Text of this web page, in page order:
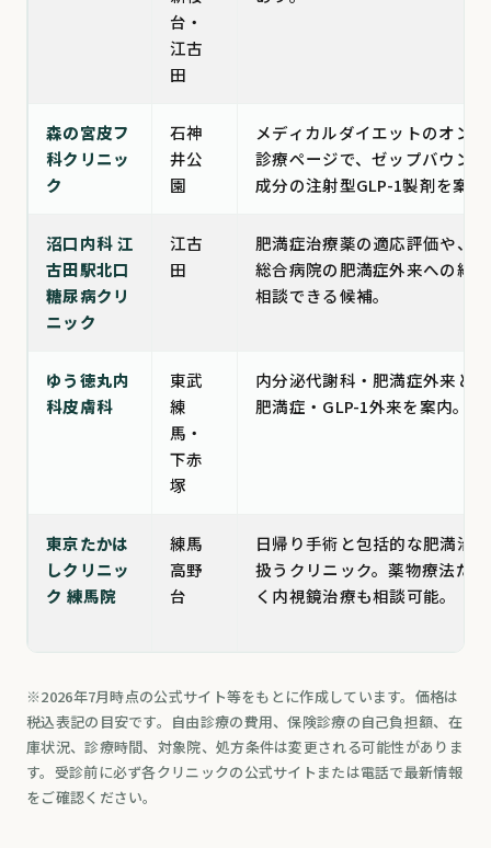
台・
江古
田
森の宮皮フ
科クリニッ
ク
石神
井公
園
メディカルダイエットのオン
診療ページで、ゼップバウン
成分の注射型GLP-1製剤を案内
沼口内科 江
古田駅北口
糖尿病クリ
ニック
江古
田
肥満症治療薬の適応評価や、
総合病院の肥満症外来への紹
相談できる候補。
ゆう徳丸内
科皮膚科
東武
練
馬・
下赤
塚
内分泌代謝科・肥満症外来と
肥満症・GLP-1外来を案内。
東京たかは
しクリニッ
ク 練馬院
練馬
高野
台
日帰り手術と包括的な肥満治
扱うクリニック。薬物療法だ
く内視鏡治療も相談可能。
※2026年7月時点の公式サイト等をもとに作成しています。価格は
税込表記の目安です。自由診療の費用、保険診療の自己負担額、在
庫状況、診療時間、対象院、処方条件は変更される可能性がありま
す。受診前に必ず各クリニックの公式サイトまたは電話で最新情報
をご確認ください。